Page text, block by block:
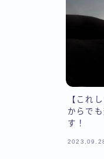
【これ
からで
す！